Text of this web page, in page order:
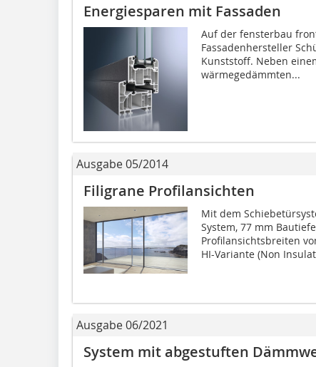
Energiesparen mit Fassaden
Auf der fensterbau
Fassadenhersteller
Kunststoff. Neben
wärmegedämmten...
Ausgabe 05/2014
Filigrane Profilansichten
Mit dem
System, 77 mm
Profilansichtsbreiten
HI-Variante (Non
Ausgabe 06/2021
System mit abgestuften